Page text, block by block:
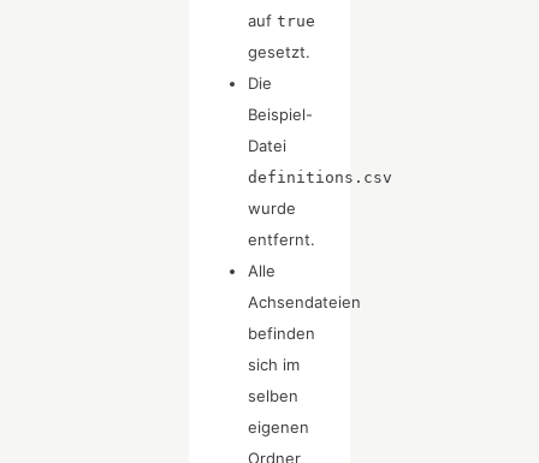
auftrue
gesetzt.
Die
Beispiel-
Datei
definitions.csv
wurde
entfernt.
Alle
Achsendateien
befinden
sich im
selben
eigenen
Ordner